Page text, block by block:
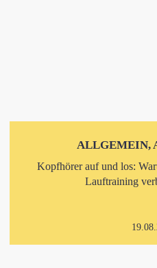
ALLGEMEIN,
Kopfhörer auf und los:
Lauftraining